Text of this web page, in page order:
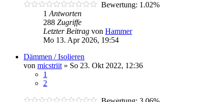
Bewertung: 1.02%
1 Antworten
288 Zugriffe
Letzter Beitrag von Hammer
Mo 13. Apr 2026, 19:54
Dämmen / Isolieren
von micstriit » So 23. Okt 2022, 12:36
1
2